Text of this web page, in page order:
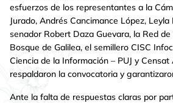
esfuerzos de los representantes a la
Jurado, Andrés Cancimance López, Leyla
senador Robert Daza Guevara, la Red
Bosque de Galilea, el semillero CISC
Ciencia de la Información – PUJ y
respaldaron la convocatoria y
Ante la falta de respuestas claras por